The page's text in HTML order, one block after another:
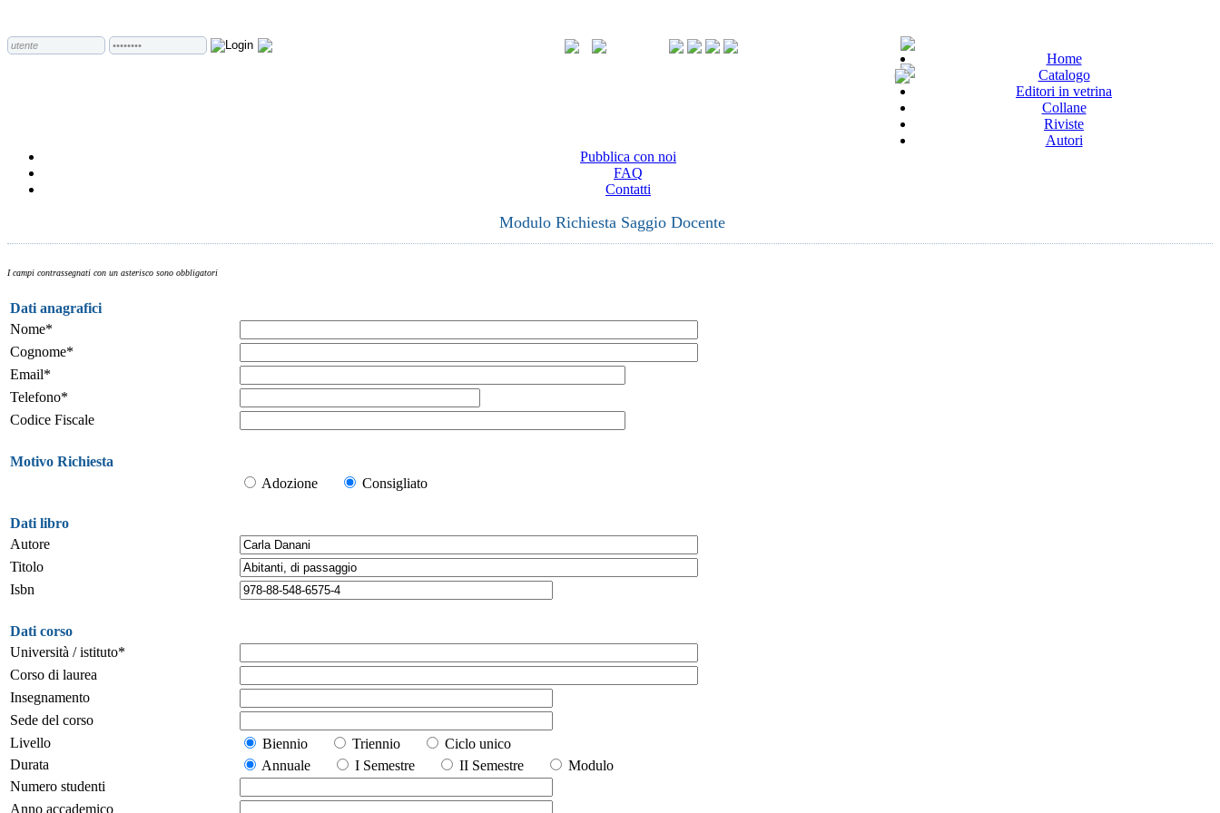
Home
Catalogo
Editori in vetrina
Collane
Riviste
Autori
Pubblica con noi
FAQ
Contatti
Modulo Richiesta Saggio Docente
I campi contrassegnati con un asterisco sono obbligatori
Dati anagrafici
Nome*
Cognome*
Email*
Telefono*
Codice Fiscale
Motivo Richiesta
Adozione
Consigliato
Dati libro
Autore
Titolo
Isbn
Dati corso
Università / istituto*
Corso di laurea
Insegnamento
Sede del corso
Livello
Biennio Triennio
Ciclo unico
Durata
Annuale I Semestre II Semestre
Modulo
Numero studenti
Anno accademico